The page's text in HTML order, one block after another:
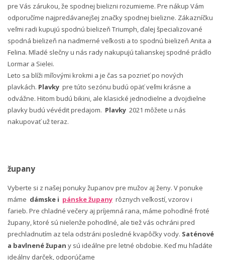
pre Vás zárukou, že spodnej bielizni rozumieme. Pre nákup Vám
odporučíme najpredávanejšej značky spodnej bielizne. Zákazníčku
veľmi radi kupujú spodnú bielizeň Triumph, ďalej špecializované
spodná bielizeň na nadmerné veľkosti a to spodnú bielizeň Anita a
Felina. Mladé slečny u nás rady nakupujú talianskej spodné prádlo
Lormar a Sielei.
Leto sa blíži míľovými krokmi a je čas sa pozrieť po nových
plavkách. Plavky pre túto sezónu budú opäť veľmi krásne a
odvážne. Hitom budú bikini, ale klasické jednodielne a dvojdielne
plavky budú vévédit predajom. Plavky 2021 môžete u nás
nakupovať už teraz.
župany
Vyberte si z našej ponuky županov pre mužov aj ženy. V ponuke
máme dámske i pánske župany rôznych veľkostí, vzorov i
farieb. Pre chladné večery aj príjemná rana, máme pohodlné froté
župany, ktoré sú nielenže pohodlné, ale tiež vás ochráni pred
prechladnutím az tela odstráni posledné kvapôčky vody. Saténové
a bavlnené župan y sú ideálne pre letné obdobie. Keď mu hľadáte
ideálny darček, odporúčame